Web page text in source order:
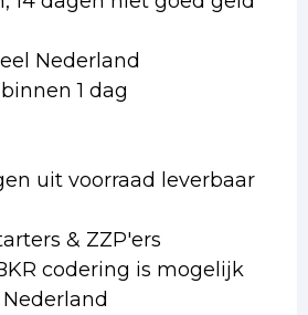
Nederland
1 dag
uit voorraad leverbaar
& ZZP'ers
codering is mogelijk